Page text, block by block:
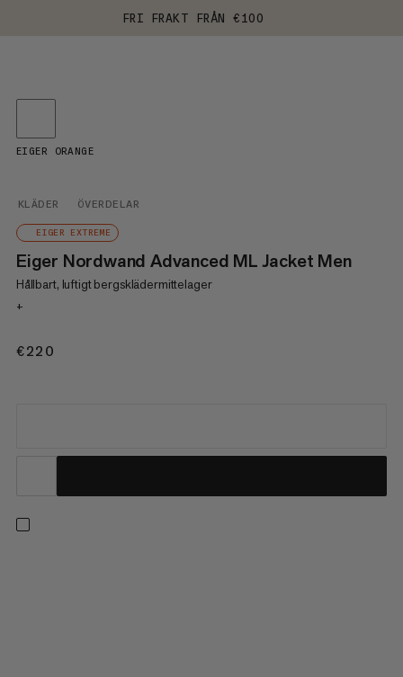
FRI FRAKT FRÅN €100
KLÄDER ÖVERDELAR
EIGER EXTREME
Eiger Nordwand Advanced ML Jacket Men
Hållbart, luftigt bergsklädermittelager
+
€220
EIGER ORANGE